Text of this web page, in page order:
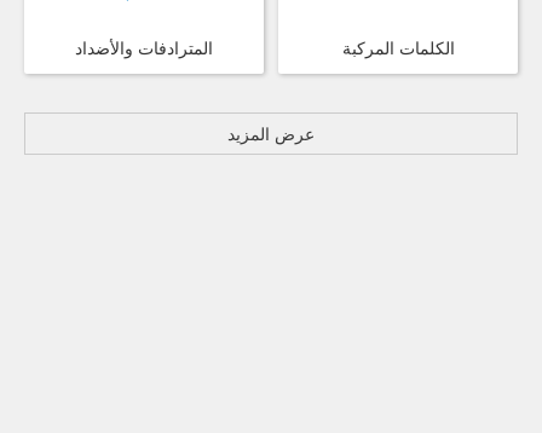
المترادفات والأضداد الكلمات المركبة
عرض المزيد